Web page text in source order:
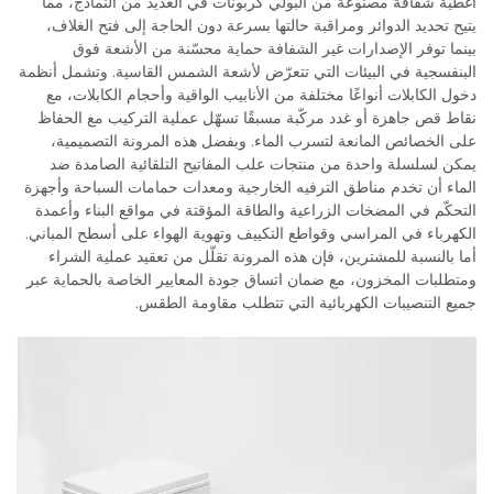
يتيح تحديد الدوائر ومراقبة حالتها بسرعة دون الحاجة إلى فتح الغلاف،
بينما توفر الإصدارات غير الشفافة حماية محسّنة من الأشعة فوق
البنفسجية في البيئات التي تتعرّض لأشعة الشمس القاسية. وتشمل أنظمة
دخول الكابلات أنواعًا مختلفة من الأنابيب الواقية وأحجام الكابلات، مع
نقاط قص جاهزة أو غدد مركّبة مسبقًا تسهّل عملية التركيب مع الحفاظ
على الخصائص المانعة لتسرب الماء. وبفضل هذه المرونة التصميمية،
يمكن لسلسلة واحدة من منتجات علب المفاتيح التلقائية الصامدة ضد
الماء أن تخدم مناطق الترفيه الخارجية ومعدات حمامات السباحة وأجهزة
التحكّم في المضخات الزراعية والطاقة المؤقتة في مواقع البناء وأعمدة
الكهرباء في المراسي وقواطع التكييف وتهوية الهواء على أسطح المباني.
أما بالنسبة للمشترين، فإن هذه المرونة تقلّل من تعقيد عملية الشراء
ومتطلبات المخزون، مع ضمان اتساق جودة المعايير الخاصة بالحماية عبر
جميع التنصيبات الكهربائية التي تتطلب مقاومة الطقس.